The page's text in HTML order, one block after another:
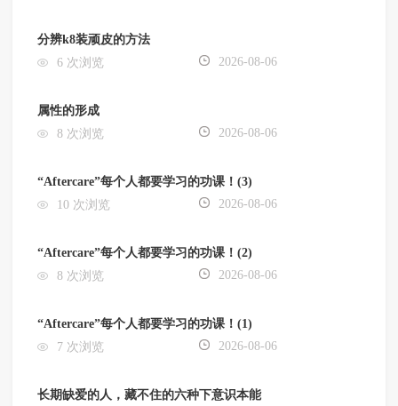
分辨k8装顽皮的方法
6 次浏览
2026-08-06
属性的形成
8 次浏览
2026-08-06
“Aftercare”每个人都要学习的功课！(3)
10 次浏览
2026-08-06
“Aftercare”每个人都要学习的功课！(2)
8 次浏览
2026-08-06
“Aftercare”每个人都要学习的功课！(1)
7 次浏览
2026-08-06
长期缺爱的人，藏不住的六种下意识本能